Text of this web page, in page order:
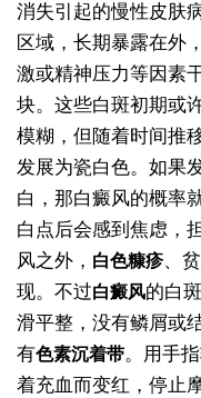
消失引起的慢性皮肤
区域，长期暴露在外
激或精神压力等因素
块。这些白斑初期或
模糊，但随着时间推
发展为瓷白色。如果
白，那白癜风的概率
白点后会感到焦虑，
风之外， 白色糠疹、
现。不过白癜风的白
滑平整，没有鳞屑或
有色素沉着带。用手
着充血而变红，停止